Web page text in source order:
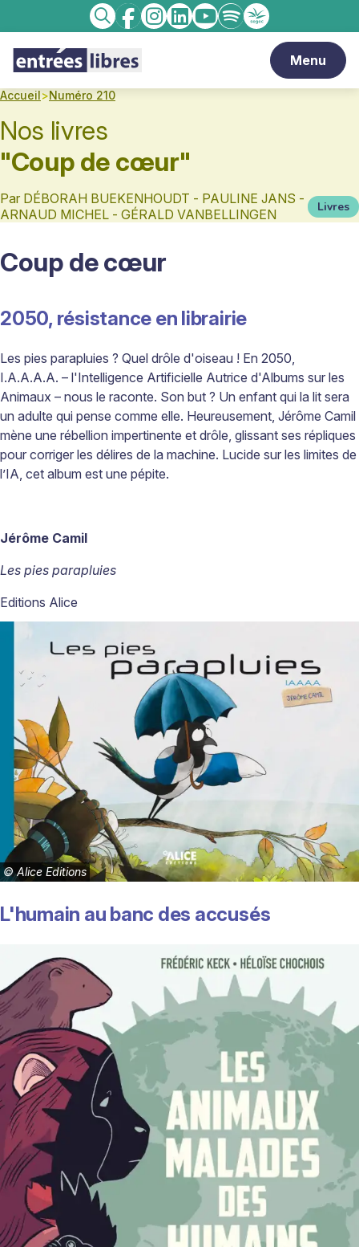
Menu
Recherche
Facebook
Instagram
linkedinYoutube
SpotifyEnseignement
catholique
Accueil>Numéro 210
Nos livres
"Coup de cœur"
Par DÉBORAH BUEKENHOUDT - PAULINE JANS -
ARNAUD MICHEL - GÉRALD VANBELLINGEN
Livres
Coup de cœur
2050, résistance en librairie
Les pies parapluies ? Quel drôle d'oiseau ! En 2050,
I.A.A.A.A. – l'Intelligence Artificielle Autrice d'Albums sur les
Animaux – nous le raconte. Son but ? Un enfant qui la lit sera
un adulte qui pense comme elle. Heureusement, Jérôme Camil
mène une rébellion impertinente et drôle, glissant ses répliques
pour corriger les délires de la machine. Lucide sur les limites de
l’IA, cet album est une pépite.
Jérôme Camil
Les pies parapluies
Editions Alice
©Alice Editions
L'humain au banc des accusés